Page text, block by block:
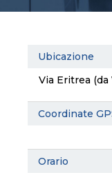
Ubicazione
Via Eritrea
Coordinate
Orario